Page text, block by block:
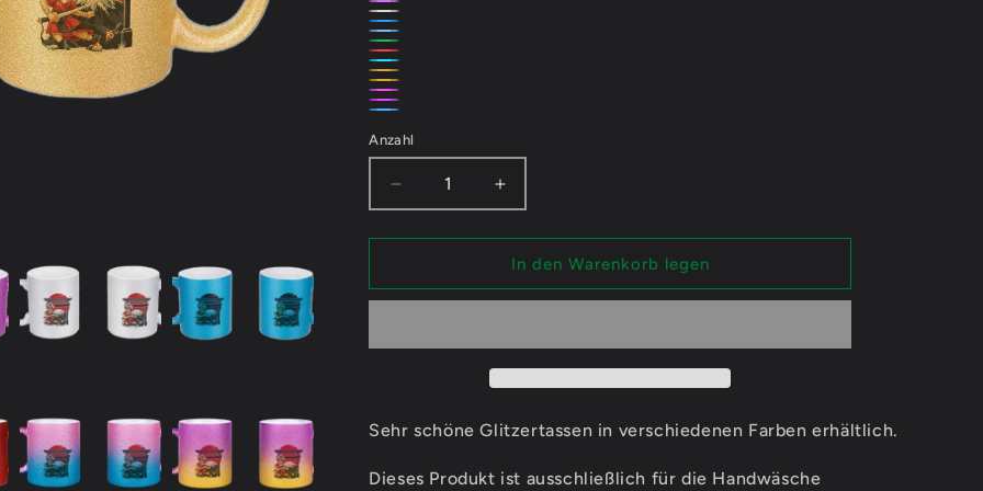
Rosa
Violett
Silber
Türkis
Hellblau
Grün
Rot
Türkis/Pink
Gold/Violett
Gold/Silber
Violett/Silber
Violett/Pink
Anzahl
Verringere
die
Menge
FeineKatze
Glitzertassen
Erhöhe
die
Menge
für
FeineKatze
Glitzertassen
In den Warenkorb legen
Sehr schöne Glitzertassen in verschiedenen Farben erhältlich.
Dieses Produkt ist ausschließlich für die Handwäsche